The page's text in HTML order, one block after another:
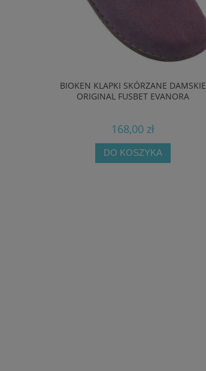
BIOKEN KLAPKI SKÓRZANE DAMSKIE
ORIGINAL FUSBET EVANORA
168,00 zł
DO KOSZYKA